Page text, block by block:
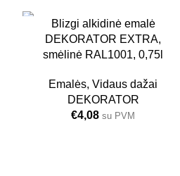
6 VNT.
0.75L
Blizgi alkidinė emalė
DEKORATOR EXTRA,
smėlinė RAL1001, 0,75l
Emalės, Vidaus dažai
DEKORATOR
€4,08 su PVM